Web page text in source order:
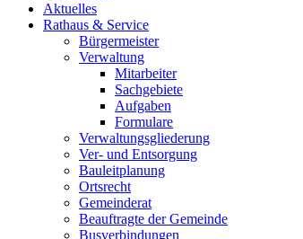
Aktuelles
Rathaus & Service
Bürgermeister
Verwaltung
Mitarbeiter
Sachgebiete
Aufgaben
Formulare
Verwaltungsgliederung
Ver- und Entsorgung
Bauleitplanung
Ortsrecht
Gemeinderat
Beauftragte der Gemeinde
Busverbindungen